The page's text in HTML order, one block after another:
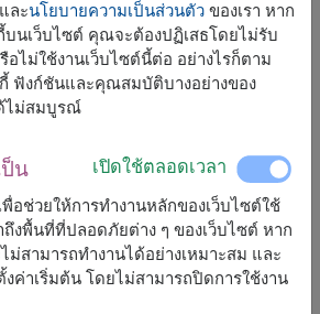
จัดส่งได้เร็วสุดพรุ่งนี้
แต่สามารถกำหนดวันได้
1,500
+ ฟรีการ์ดเขียนข้อความ
และนโยบายความเป็นส่วนตัวของเรา หาก
นเว็บไซต์ คุณจะต้องปฏิเสธโดยไม่รับ
อไม่ใช้งานเว็บไซต์นี้ต่อ อย่างไรก็ตาม
ฟังก์ชันและคุณสมบัติบางอย่างของ
ไม่สมบูรณ์
น เปิดใช้ตลอดเวลา
อช่วยให้การทำงานหลักของเว็บไซต์ใช้
ถึงพื้นที่ที่ปลอดภัยต่าง ๆ ของเว็บไซต์ หาก
ม่สามารถทำงานได้อย่างเหมาะสม และ
งค่าเริ่มต้น โดยไม่สามารถปิดการใช้งาน